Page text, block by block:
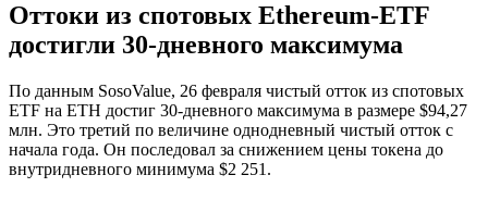
Оттоки из спотовых Ethereum-ETF
достигли 30-дневного максимума
По данным SosoValue, 26 февраля чистый отток из спотовых
ETF на ETH достиг 30-дневного максимума в размере $94,27
млн. Это третий по величине однодневный чистый отток с
начала года. Он последовал за снижением цены токена до
внутридневного минимума $2 251.